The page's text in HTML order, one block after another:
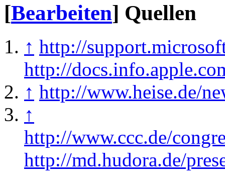
[Bearbeiten] Quellen
↑ http://
http://
↑ http://www.heise.de/
↑
http://www.ccc.de/
http://md.hudora.de/